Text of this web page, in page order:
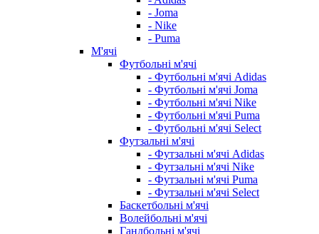
- Joma
- Nike
- Puma
М'ячі
Футбольні м'ячі
- Футбольні м'ячі Adidas
- Футбольні м'ячі Joma
- Футбольні м'ячі Nike
- Футбольні м'ячі Puma
- Футбольні м'ячі Select
Футзальні м'ячі
- Футзальні м'ячі Adidas
- Футзальні м'ячі Nike
- Футзальні м'ячі Puma
- Футзальні м'ячі Select
Баскетбольні м'ячі
Волейбольні м'ячі
Гандбольні м'ячі